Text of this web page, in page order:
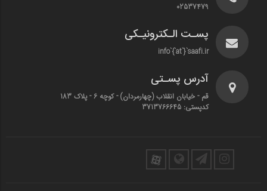
02537479
پسـت الـکترونیـکی
info`{`at`}`saafi.ir
آدرس پسـتی
قم - خیابان انقلاب (چهارمردان)‌ - کوچه 6 - پلاک 183
کدپستی: 3713766645